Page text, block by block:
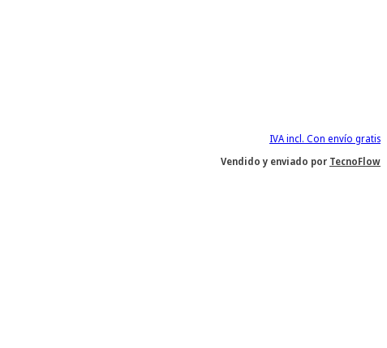
IVA incl. Con envío gratis
Vendido y enviado por TecnoFlow